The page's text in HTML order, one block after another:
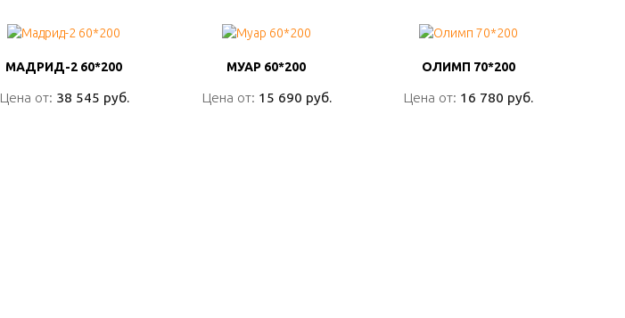
МАДРИД-2 60*200
Цена от: 38 545 руб.
МАДРИД-2 60*200
Цена от: 38 545 руб.
МУАР 60*200
Цена от: 15 690 руб.
МУАР 60*200
Цена от: 15 690 руб.
ОЛИМП 70*200
Цена от: 16 780 руб.
ОЛИМП 70*200
Цена от: 16 780 руб.